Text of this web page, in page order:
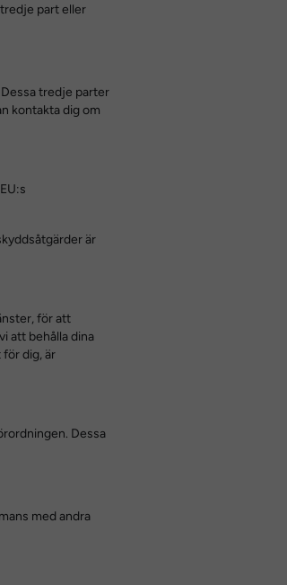
part eller
tredje parter
kontakta dig om
är
för att
att behålla dina
dig, är
Dessa
med andra